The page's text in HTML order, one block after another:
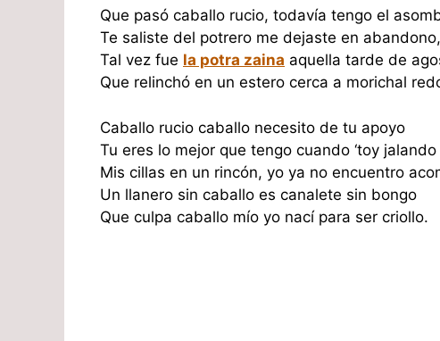
Que pasó caballo rucio, todavía tengo el
Te saliste del potrero me dejaste en abandono,
Tal vez fue la potra zaina aquella tarde de
Que relinchó en un estero cerca a morichal
Caballo rucio caballo necesito de tu apoyo
Tu eres lo mejor que tengo cuando ‘toy
Mis cillas en un rincón, yo ya no encuentro
Un llanero sin caballo es canalete sin bongo
Que culpa caballo mío yo nací para ser criollo.